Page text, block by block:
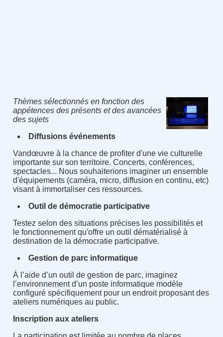
Thèmes sélectionnés en fonction des
appétences des présents et des avancées
des sujets
Diffusions événements
Vandœuvre à la chance de profiter d'une vie culturelle
importante sur son territoire. Concerts, conférences,
spectacles... Nous souhaiterions imaginer un ensemble
d'équipements (caméra, micro, diffusion en continu, etc)
visant à immortaliser ces ressources.
Outil de démocratie participative
Testez selon des situations précises les possibilités et
le fonctionnement qu'offre un outil dématérialisé à
destination de la démocratie participative.
Gestion de parc informatique
À l’aide d’un outil de gestion de parc, imaginez
l’environnement d’un poste informatique modèle
configuré spécifiquement pour un endroit proposant des
ateliers numériques au public.
Inscription aux ateliers